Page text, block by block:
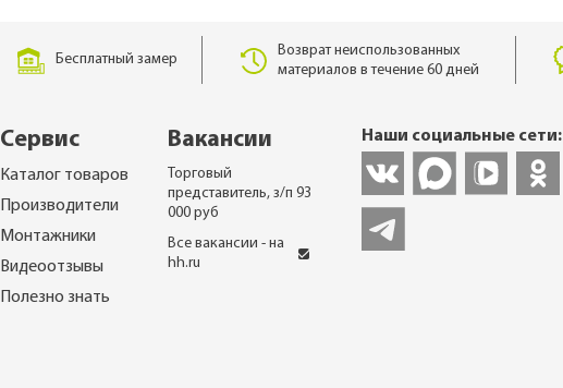
Бесплатный замер
Возврат неиспользованных
материалов в течение 60 дней
Сервис
Каталог товаров
Производители
Монтажники
Видеоотзывы
Полезно знать
Вакансии
Торговый
представитель, з/п 93
000 руб
Все вакансии - на
hh.ru
Наши социальные сети: